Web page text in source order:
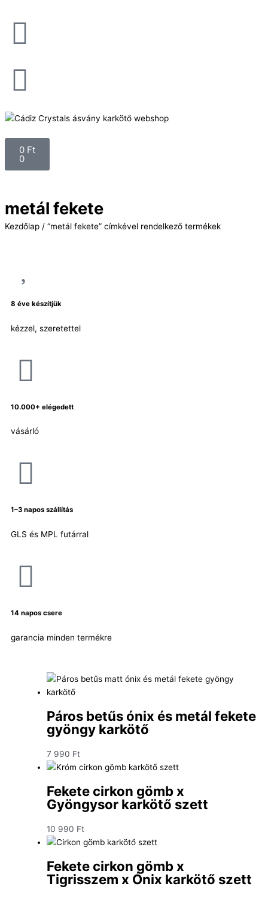
0 Ft
0
Kosár
metál fekete
Kezdőlap / “metál fekete” címkével rendelkező termékek
8 éve készítjük
kézzel, szeretettel
10.000+ elégedett
vásárló
1–3 napos szállítás
GLS és MPL futárral
14 napos csere
garancia minden termékre
Páros betűs ónix és metál fekete
gyöngy karkötő
7 990 Ft
Fekete cirkon gömb x
Gyöngysor karkötő szett
10 990 Ft
Fekete cirkon gömb x
Tigrisszem x Ónix karkötő szett